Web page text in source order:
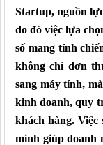
Startup, nguồn
do đó việc lựa
số mang tính
không chỉ đơn
sang máy tính,
kinh doanh, quy
khách hàng.
minh giúp doanh